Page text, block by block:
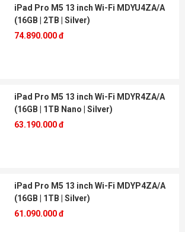
iPad Pro M5 13 inch Wi-Fi MDYU4ZA/A
(16GB | 2TB | Silver)
74.890.000 đ
iPad Pro M5 13 inch Wi-Fi MDYR4ZA/A
(16GB | 1TB Nano | Silver)
63.190.000 đ
iPad Pro M5 13 inch Wi-Fi MDYP4ZA/A
(16GB | 1TB | Silver)
61.090.000 đ